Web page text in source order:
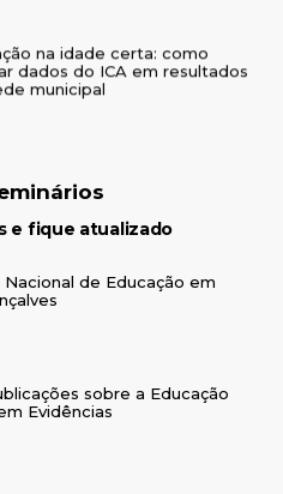
dados do ICA em resultados
municipal
e fique atualizado
Nacional de Educação em
sobre a Educação
Evidências